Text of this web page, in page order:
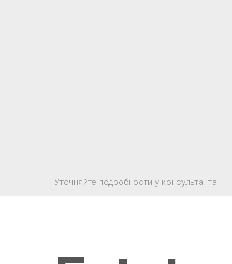
Уточняйте подробности у консультанта